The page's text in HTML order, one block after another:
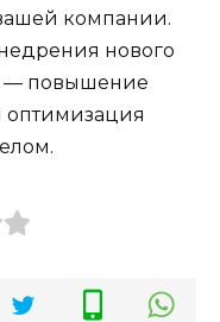
компании.
нового
— повышение
оптимизация